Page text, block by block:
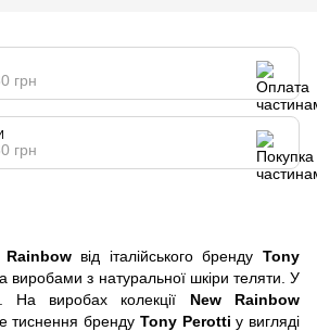
грн
грн
Rainbowвід італійського брендуTony
​​виробами з натуральної шкіри теляти. У
На виробах колекції New Rainbow
тиснення бренду Tony Perotti у вигляді